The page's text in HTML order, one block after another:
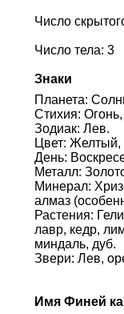
Число
Число тела: 3
Знаки
Планета:
Стихия: Огонь,
Зодиак: Лев.
Цвет: Желтый,
День:
Металл:
Минерал:
алмаз
Растения:
лавр, кедр,
миндаль, дуб.
Звери: Лев,
Имя Финей